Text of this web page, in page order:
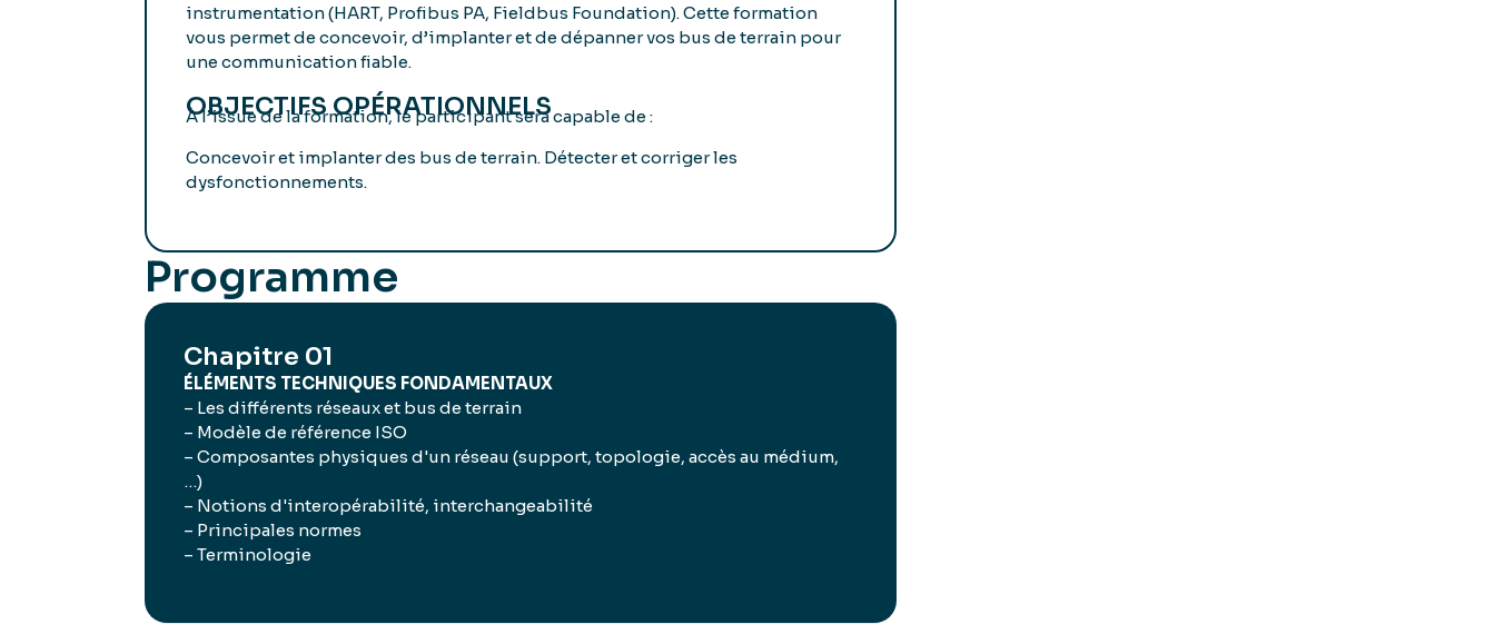
instrumentation (HART, Profibus PA, Fieldbus Foundation). Cette formation
vous permet de concevoir, d’implanter et de dépanner vos bus de terrain pour
une communication fiable.
OBJECTIFS OPÉRATIONNELS
À l’issue de la formation, le participant sera capable de :
Concevoir et implanter des bus de terrain. Détecter et corriger les
dysfonctionnements.
Programme
Chapitre 01
ÉLÉMENTS TECHNIQUES FONDAMENTAUX
– Les différents réseaux et bus de terrain
– Modèle de référence ISO
– Composantes physiques d'un réseau (support, topologie, accès au médium,
…)
– Notions d'interopérabilité, interchangeabilité
– Principales normes
– Terminologie